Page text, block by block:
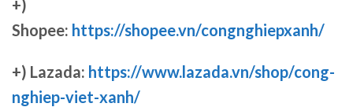
+)
Shopee: https://shopee.vn/congnghiepxanh/
+) Lazada: https://www.lazada.vn/shop/cong-
nghiep-viet-xanh/